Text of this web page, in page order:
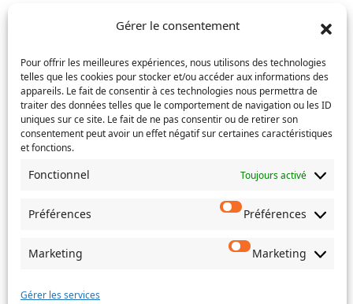
Gérer le consentement
Pour offrir les meilleures expériences, nous utilisons des technologies
telles que les cookies pour stocker et/ou accéder aux informations des
appareils. Le fait de consentir à ces technologies nous permettra de
traiter des données telles que le comportement de navigation ou les ID
uniques sur ce site. Le fait de ne pas consentir ou de retirer son
consentement peut avoir un effet négatif sur certaines caractéristiques
et fonctions.
Fonctionnel Toujours activé
Préférences Préférences
Marketing Marketing
Gérer les services
(Nécessaire)
Service concerné (Nécessaire)
Si votre demande concerne des actes de naissance et/ou
de mariage, choisissez l'Etat-Civil comme service
concerné.
Message(Nécessaire)